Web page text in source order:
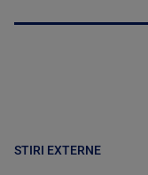
STIRI EXTERNE